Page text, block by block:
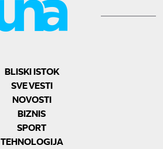
BLISKI ISTOK
SVE VESTI
NOVOSTI
BIZNIS
SPORT
TEHNOLOGIJA